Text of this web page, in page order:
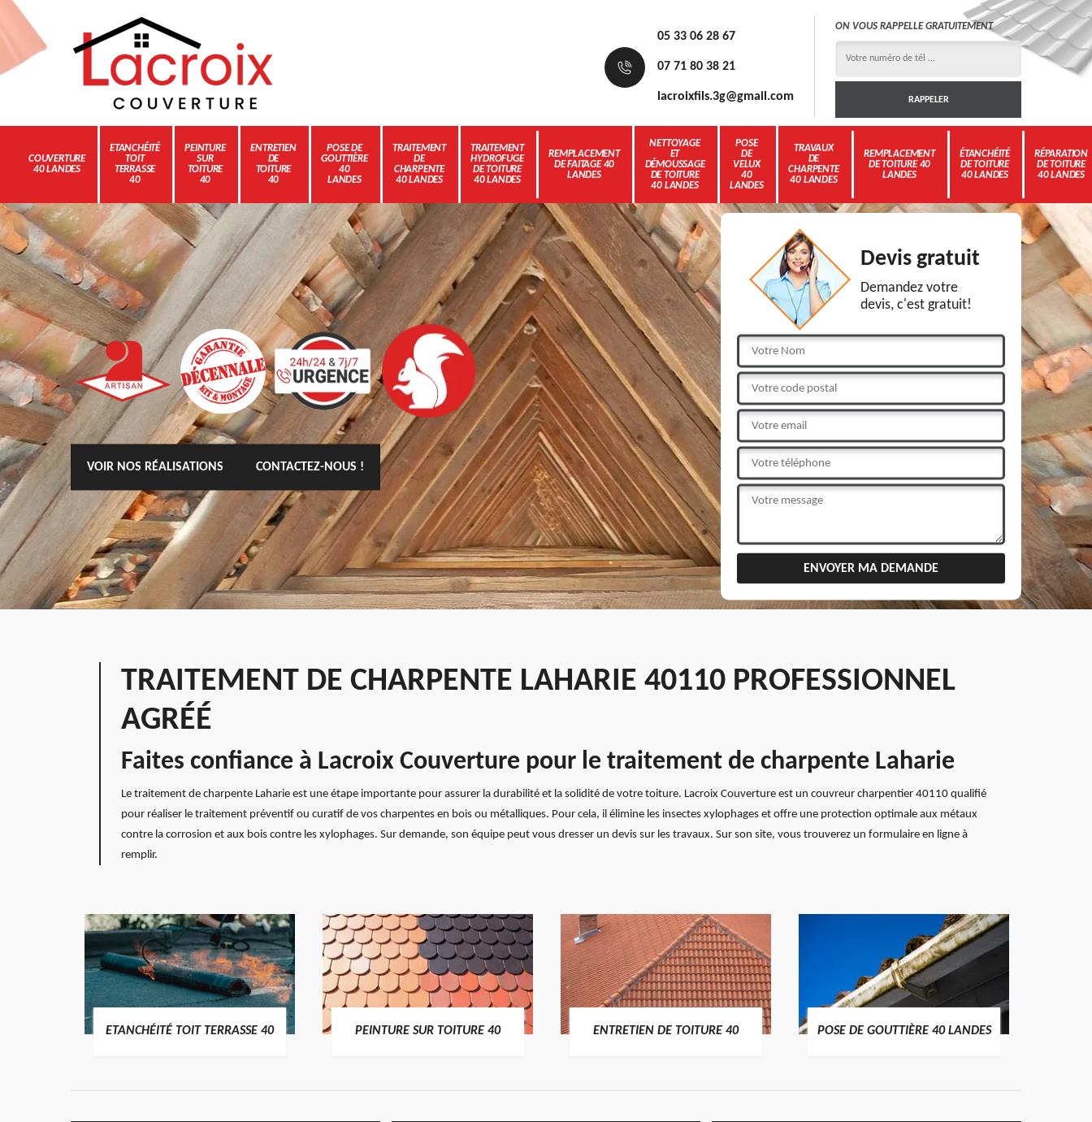
05 33 06 28 67
07 71 80 38 21
lacroixfils.3g@gmail.com
ON VOUS RAPPELLE GRATUITEMENT
COUVERTURE
40 LANDES
ETANCHÉITÉ
TOIT
TERRASSE
40
PEINTURE
SUR
TOITURE
40
ENTRETIEN
DE
TOITURE
40
POSE DE
GOUTTIÈRE
40
LANDES
TRAITEMENT
DE
CHARPENTE
40 LANDES
TRAITEMENT
HYDROFUGE
DE TOITURE
40 LANDES
REMPLACEMENT
DE FAITAGE 40
LANDES
NETTOYAGE
ET
DÉMOUSSAGE
DE TOITURE
40 LANDES
POSE
DE
VELUX
40
LANDES
TRAVAUX
DE
CHARPENTE
40 LANDES
REMPLACEMENT
DE TOITURE 40
LANDES
ÉTANCHÉITÉ
DE TOITURE
40 LANDES
RÉPARATION
DE TOITURE
40 LANDES
VOIR NOS RÉALISATIONS CONTACTEZ-NOUS !
Devis gratuit
Demandez votre
devis, c'est gratuit!
TRAITEMENT DE CHARPENTE LAHARIE 40110 PROFESSIONNEL
AGRÉÉ
Faites confiance à Lacroix Couverture pour le traitement de charpente Laharie
Le traitement de charpente Laharie est une étape importante pour assurer la durabilité et la solidité de votre toiture. Lacroix Couverture est un couvreur charpentier 40110 qualifié
pour réaliser le traitement préventif ou curatif de vos charpentes en bois ou métalliques. Pour cela, il élimine les insectes xylophages et offre une protection optimale aux métaux
contre la corrosion et aux bois contre les xylophages. Sur demande, son équipe peut vous dresser un devis sur les travaux. Sur son site, vous trouverez un formulaire en ligne à
remplir.
ETANCHÉITÉ TOIT TERRASSE 40 PEINTURE SUR TOITURE 40 ENTRETIEN DE TOITURE 40 POSE DE GOUTTIÈRE 40 LANDES